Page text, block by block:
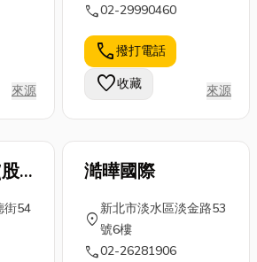
來源
call02-29990460
call撥打電話
favorite收藏 來源
)
街54
澔曄國際
location_on
新北市淡水區淡金路53
號6樓
call02-26281906